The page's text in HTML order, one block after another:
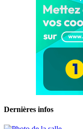
Dernières infos